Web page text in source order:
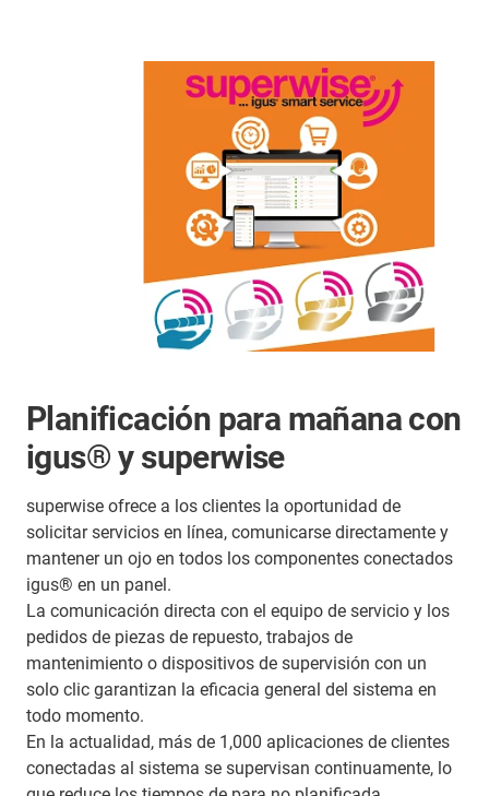
Planificación para mañana con
igus® y superwise
superwise ofrece a los clientes la oportunidad de
solicitar servicios en línea, comunicarse directamente y
mantener un ojo en todos los componentes conectados
igus® en un panel.
La comunicación directa con el equipo de servicio y los
pedidos de piezas de repuesto, trabajos de
mantenimiento o dispositivos de supervisión con un
solo clic garantizan la eficacia general del sistema en
todo momento.
En la actualidad, más de 1,000 aplicaciones de clientes
conectadas al sistema se supervisan continuamente, lo